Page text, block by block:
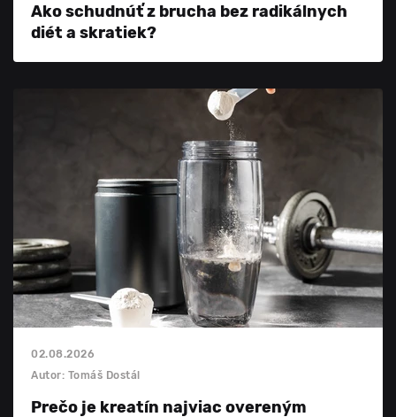
Ako schudnúť z brucha bez radikálnych
diét a skratiek?
02.08.2026
Autor: Tomáš Dostál
Prečo je kreatín najviac overeným